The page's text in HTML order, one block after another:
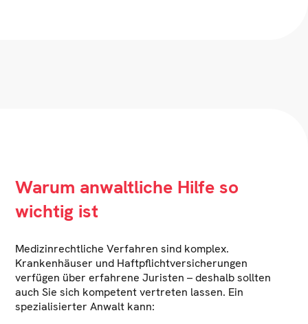
Warum anwaltliche Hilfe so
wichtig ist
Medizinrechtliche Verfahren sind komplex.
Krankenhäuser und Haftpflichtversicherungen
verfügen über erfahrene Juristen – deshalb sollten
auch Sie sich kompetent vertreten lassen. Ein
spezialisierter Anwalt kann: